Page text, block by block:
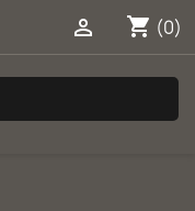
shopping_cart (0)
